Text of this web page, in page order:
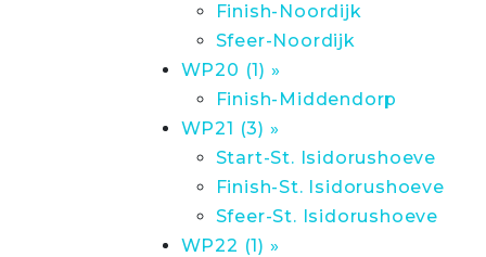
Finish-Noordijk
Sfeer-Noordijk
WP20 (1) »
Finish-Middendorp
WP21 (3) »
Start-St. Isidorushoeve
Finish-St. Isidorushoeve
Sfeer-St. Isidorushoeve
WP22 (1) »